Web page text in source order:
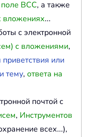
BCC, а также
вложениях...
с электронной
с вложениями,
или
тему, ответа на
почтой с
, Инструментов
всех...),